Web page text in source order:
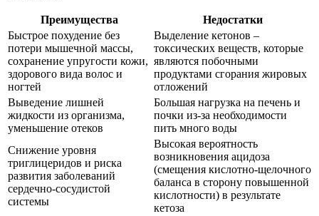
Преимущества
Недостатки
Быстрое похудение без
потери мышечной массы,
сохранение упругости кожи,
здорового вида волос и
ногтей
Выделение кетонов –
токсических веществ, которые
являются побочными
продуктами сгорания жировых
отложений
Выведение лишней
жидкости из организма,
уменьшение отеков
Большая нагрузка на печень и
почки из-за необходимости
пить много воды
Снижение уровня
триглицеридов и риска
развития заболеваний
сердечно-сосудистой
системы
Высокая вероятность
возникновения ацидоза
(смещения кислотно-щелочного
баланса в сторону повышенной
кислотности) в результате
кетоза